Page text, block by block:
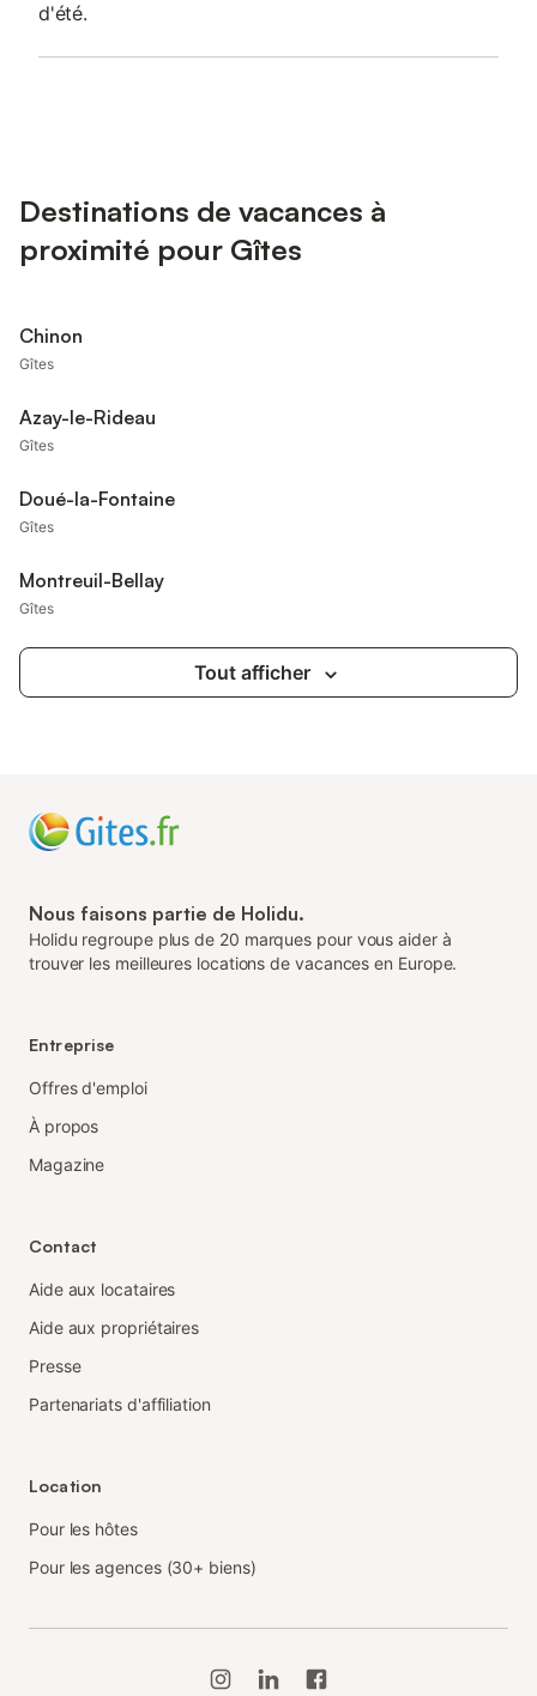
d'été.
Destinations de vacances à
proximité pour Gîtes
Chinon
Gîtes
Azay-le-Rideau
Gîtes
Doué-la-Fontaine
Gîtes
Montreuil-Bellay
Gîtes
Tout afficher
Nous faisons partie de Holidu.
Holidu regroupe plus de 20 marques pour vous aider à
trouver les meilleures locations de vacances en Europe.
Entreprise
Offres d'emploi
À propos
Magazine
Contact
Aide aux locataires
Aide aux propriétaires
Presse
Partenariats d'affiliation
Location
Pour les hôtes
Pour les agences (30+ biens)